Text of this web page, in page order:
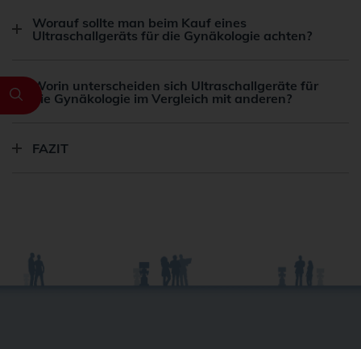
Worauf sollte man beim Kauf eines
Ultraschallgeräts für die Gynäkologie achten?
Worin unterscheiden sich Ultraschallgeräte für
die Gynäkologie im Vergleich mit anderen?
FAZIT